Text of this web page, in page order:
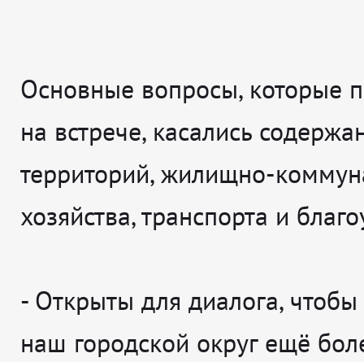
Основные вопросы, которые
на встрече, касались
территорий, жилищно-
хозяйства, транспорта и
- Открыты для диалога, чтобы
наш городской округ ещё